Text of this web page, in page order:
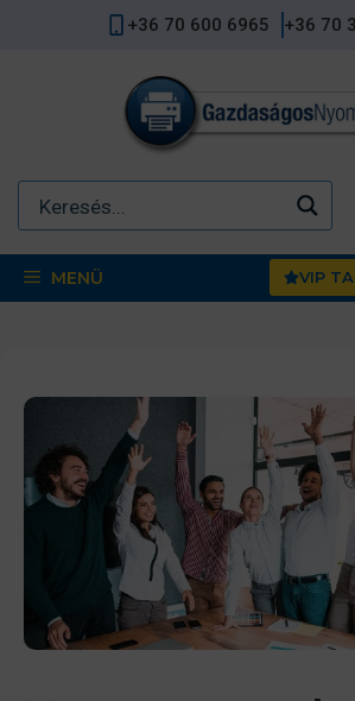
+36 70 600 6965 +36 70
MENÜ VIP